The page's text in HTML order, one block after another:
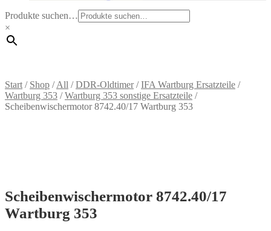
Produkte suchen…
×
Start / Shop /All /DDR-Oldtimer/IFA Wartburg Ersatzteile /
Wartburg 353 /Wartburg 353 sonstige Ersatzteile /
Scheibenwischermotor 8742.40/17 Wartburg 353
Scheibenwischermotor 8742.40/17
Wartburg 353